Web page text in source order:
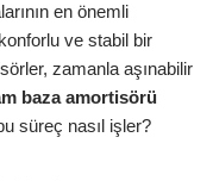
en önemli
ve stabil bir
zamanla aşınabilir
baza amortisörü
süreç nasıl işler?